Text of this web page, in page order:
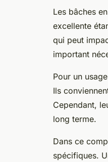
Les bâches
excellente
qui peut
important
Pour un
Ils
Cependant,
long terme.
Dans ce
spécifiques.